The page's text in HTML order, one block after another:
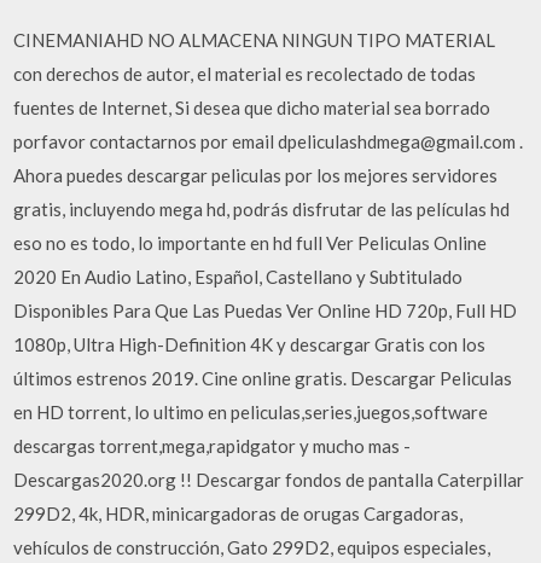
CINEMANIAHD NO ALMACENA NINGUN TIPO MATERIAL
con derechos de autor, el material es recolectado de todas
fuentes de Internet, Si desea que dicho material sea borrado
porfavor contactarnos por email dpeliculashdmega@gmail.com .
Ahora puedes descargar peliculas por los mejores servidores
gratis, incluyendo mega hd, podrás disfrutar de las películas hd
eso no es todo, lo importante en hd full Ver Peliculas Online
2020 En Audio Latino, Español, Castellano y Subtitulado
Disponibles Para Que Las Puedas Ver Online HD 720p, Full HD
1080p, Ultra High-Definition 4K y descargar Gratis con los
últimos estrenos 2019. Cine online gratis. Descargar Peliculas
en HD torrent, lo ultimo en peliculas,series,juegos,software
descargas torrent,mega,rapidgator y mucho mas -
Descargas2020.org !! Descargar fondos de pantalla Caterpillar
299D2, 4k, HDR, minicargadoras de orugas Cargadoras,
vehículos de construcción, Gato 299D2, equipos especiales,